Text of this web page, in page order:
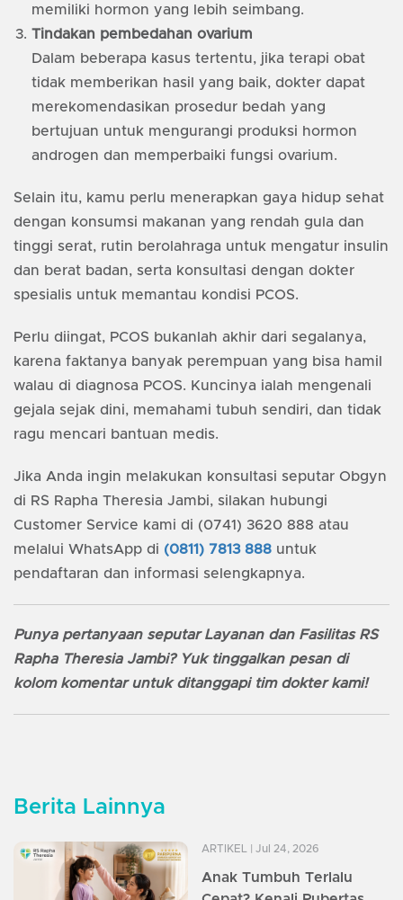
memiliki hormon yang lebih seimbang.
Tindakan pembedahan ovarium
Dalam beberapa kasus tertentu, jika terapi obat
tidak memberikan hasil yang baik, dokter dapat
merekomendasikan prosedur bedah yang
bertujuan untuk mengurangi produksi hormon
androgen dan memperbaiki fungsi ovarium.
Selain itu, kamu perlu menerapkan gaya hidup sehat
dengan konsumsi makanan yang rendah gula dan
tinggi serat, rutin berolahraga untuk mengatur insulin
dan berat badan, serta konsultasi dengan dokter
spesialis untuk memantau kondisi PCOS.
Perlu diingat, PCOS bukanlah akhir dari segalanya,
karena faktanya banyak perempuan yang bisa hamil
walau di diagnosa PCOS. Kuncinya ialah mengenali
gejala sejak dini, memahami tubuh sendiri, dan tidak
ragu mencari bantuan medis.
Jika Anda ingin melakukan konsultasi seputar Obgyn
di RS Rapha Theresia Jambi, silakan hubungi
Customer Service kami di (0741) 3620 888 atau
melalui WhatsApp di (0811) 7813 888 untuk
pendaftaran dan informasi selengkapnya.
Punya pertanyaan seputar Layanan dan Fasilitas RS
Rapha Theresia Jambi? Yuk tinggalkan pesan di
kolom komentar untuk ditanggapi tim dokter kami!
Berita Lainnya
ARTIKEL | Jul 24, 2026
Anak Tumbuh Terlalu